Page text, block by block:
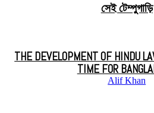
সেই টেম্পুগাড়ি
THE DEVELOPMENT OF HINDU
TIME FOR
Alif Khan